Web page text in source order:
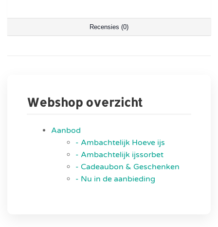
Recensies (0)
Webshop overzicht
Aanbod
- Ambachtelijk Hoeve ijs
- Ambachtelijk ijssorbet
- Cadeaubon & Geschenken
- Nu in de aanbieding